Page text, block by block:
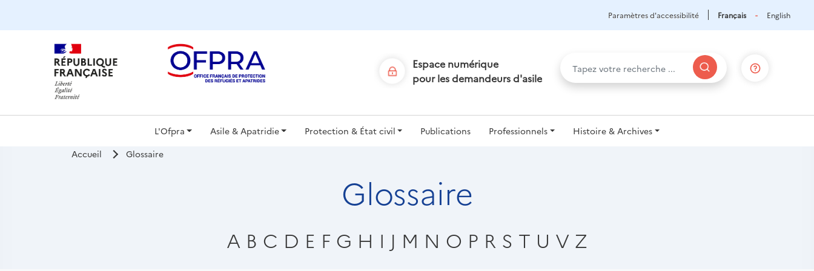
Paramètres d'accessibilité Français English
Espace numérique
pour les demandeurs d'asile
Navigation
principale
L'Ofpra Asile & Apatridie Protection & État civil Publications Professionnels
Histoire & Archives
Accueil
Glossaire
Glossaire
A B C D E F G H I J M N O P R S T U V Z